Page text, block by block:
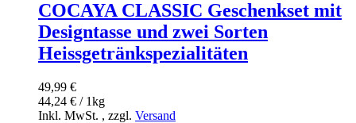
COCAYA CLASSIC Geschenkset mit
Designtasse und zwei Sorten
Heissgetränkspezialitäten
49,99 €
44,24 € / 1kg
Inkl. MwSt. , zzgl. Versand